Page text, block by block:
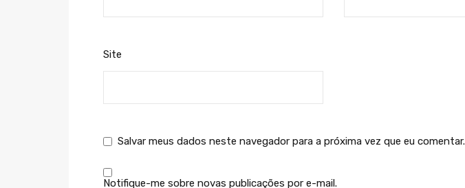
Site
Salvar meus dados neste navegador para a próxima vez que eu comentar.
Notifique-me sobre novas publicações por e-mail.